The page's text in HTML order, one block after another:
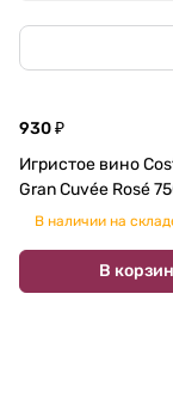
930 ₽
Игристое вино Coste Petrai
Gran
В наличии на
В